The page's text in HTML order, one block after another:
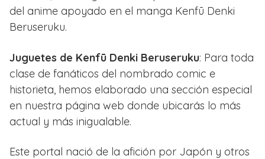
del anime apoyado en el manga Kenfū Denki
Beruseruku.
Juguetes de Kenfū Denki Beruseruku: Para toda
clase de fanáticos del nombrado comic e
historieta, hemos elaborado una sección especial
en nuestra página web donde ubicarás lo más
actual y más inigualable.
Este portal nació de la afición por Japón y otros